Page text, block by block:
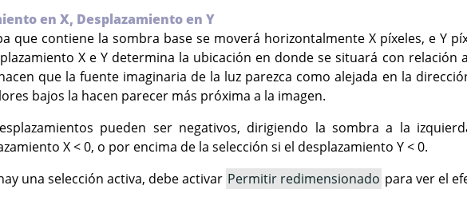
en X, Desplazamiento en Y
que contiene la sombra base se moverá horizontalmente X píxeles, e Y
X e Y determina la ubicación en donde se situará con relación
que la fuente imaginaria de la luz parezca como alejada en la
bajos la hacen parecer más próxima a la imagen.
pueden ser negativos, dirigiendo la sombra a la
X < 0, o por encima de la selección si el desplazamiento Y < 0.
una selección activa, debe activar Permitir redimensionado para ver el